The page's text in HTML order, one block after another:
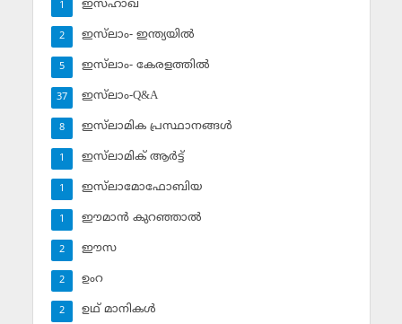
ഇസ്ഹാഖ്‌
1
ഇസ്‌ലാം- ഇന്ത്യയില്‍
2
ഇസ്‌ലാം- കേരളത്തില്‍
5
ഇസ്‌ലാം-Q&A
37
ഇസ്‌ലാമിക പ്രസ്ഥാനങ്ങള്‍
8
ഇസ്‌ലാമിക് ആര്‍ട്ട്
1
ഇസ്‌ലാമോഫോബിയ
1
ഈമാന്‍ കുറഞ്ഞാല്‍
1
ഈസ
2
ഉംറ
2
ഉഥ് മാനികള്‍
2